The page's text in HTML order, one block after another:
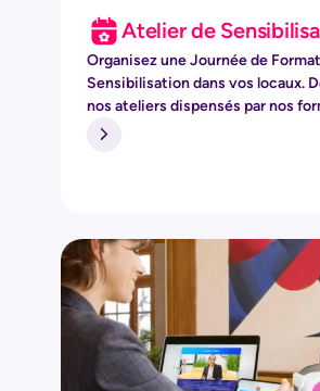
Atelier de
Organisez une Journée de
Sensibilisation dans vos locaux.
nos ateliers dispensés par nos